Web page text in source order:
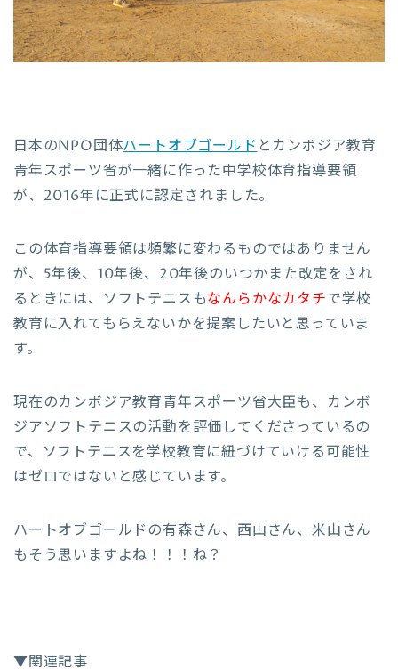
日本のNPO団体ハートオブゴールド とカンボジア教育
青年スポーツ省が一緒に作った中学校体育指導要領
が、2016年に正式に認定されました。
この体育指導要領は頻繁に変わるものではありません
が、5年後、10年後、20年後のいつかまた改定をされ
るときには、ソフトテニスもなんらかなカタチで学校
教育に入れてもらえないかを提案したいと思っていま
す。
現在のカンボジア教育青年スポーツ省大臣も、カンボ
ジアソフトテニスの活動を評価してくださっているの
で、ソフトテニスを学校教育に紐づけていける可能性
はゼロではないと感じています。
ハートオブゴールドの有森さん、西山さん、米山さん
もそう思いますよね！！！ね？
▼関連記事